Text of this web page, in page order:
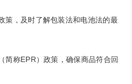
策，及时了解包装法和电池法的最
简称EPR）政策，确保商品符合回